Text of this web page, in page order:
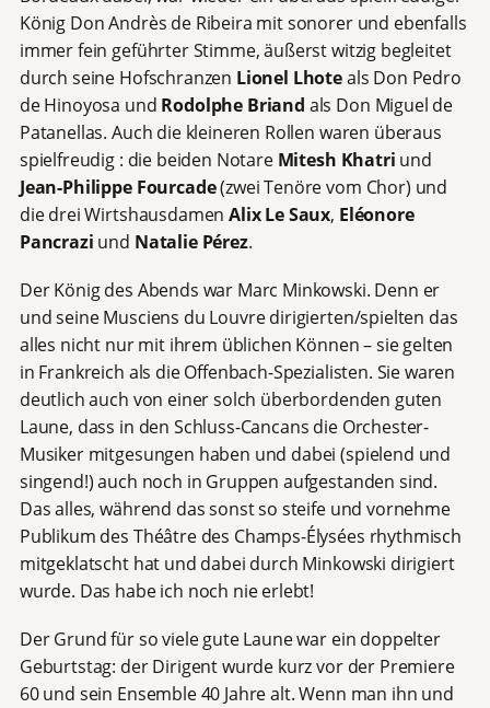
König Don Andrès de Ribeira mit sonorer und ebenfalls
immer fein geführter Stimme, äußerst witzig begleitet
durch seine Hofschranzen Lionel Lhoteals Don Pedro
de Hinoyosa und Rodolphe Briand als Don Miguel de
Patanellas. Auch die kleineren Rollen waren überaus
spielfreudig : die beiden Notare Mitesh Khatri und
Jean-Philippe Fourcade(zwei Tenöre vom Chor) und
die drei WirtshausdamenAlix Le Saux, Eléonore
Pancrazi und Natalie Pérez.
Der König des Abends war Marc Minkowski. Denn er
und seine Musciens du Louvre dirigierten/spielten das
alles nicht nur mit ihrem üblichen Können – sie gelten
in Frankreich als die Offenbach-Spezialisten. Sie waren
deutlich auch von einer solch überbordenden guten
Laune, dass in den Schluss-Cancans die Orchester-
Musiker mitgesungen haben und dabei (spielend und
singend!) auch noch in Gruppen aufgestanden sind.
Das alles, während das sonst so steife und vornehme
Publikum des Théâtre des Champs-Élysées rhythmisch
mitgeklatscht hat und dabei durch Minkowski dirigiert
wurde. Das habe ich noch nie erlebt!
Der Grund für so viele gute Laune war ein doppelter
Geburtstag: der Dirigent wurde kurz vor der Premiere
60 und sein Ensemble 40 Jahre alt. Wenn man ihn und